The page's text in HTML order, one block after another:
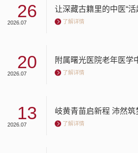
26
2026.07 了解详情
20
2026.07 了解详情
13
2026.07 了解详情